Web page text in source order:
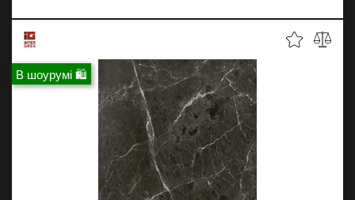
В шоурумі 🛍